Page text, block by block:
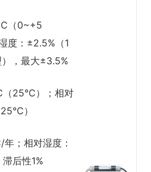
（0~+5
度：±2.5%（1
，最大±3.5%
25℃）；相对
）
；相对湿度：
后性1%